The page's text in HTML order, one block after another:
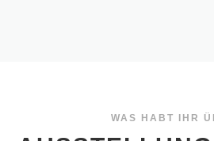
WAS HABT IHR